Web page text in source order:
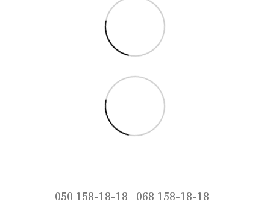
050 158-18-18 068 158-18-18